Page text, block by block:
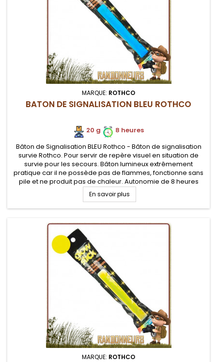
MARQUE: ROTHCO
BATON DE SIGNALISATION BLEU ROTHCO
20 g
8 heures
Bâton de Signalisation BLEU Rothco - Bâton de signalisation
survie Rothco. Pour servir de repère visuel en situation de
survie pour les secours. Bâton lumineux extrêmement
pratique car il ne possède pas de flammes, fonctionne sans
pile et ne produit pas de chaleur. Autonomie de 8 heures
En savoir plus
MARQUE: ROTHCO